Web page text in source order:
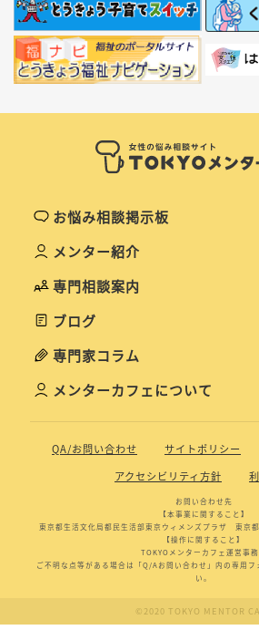
お悩み相談掲示板
メンター紹介
専門相談案内
ブログ
専門家コラム
メンターカフェについて
QA/お問い合わせ サイトポリシー
アクセシビリティ方針
お問い合わせ先
【本事業に関すること】
東京都生活文化局都民生活部東京ウィメンズプラザ 東京
【操作に関すること】
TOKYOメンターカフェ運営事務
ご不明な点等がある場合は「Q/Aお問い合わせ」内の専用フ
い。
©2020 TOKYO MENTOR